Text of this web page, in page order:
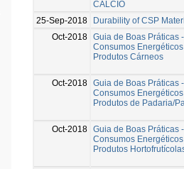
CÁLCIO
25-Sep-2018
Durability of CSP
Oct-2018 Guia de Boas Práticas
Consumos
Produtos Cárneos
Oct-2018 Guia de Boas Práticas
Consumos
Produtos de Padaria/
Oct-2018 Guia de Boas Práticas
Consumos
Produtos